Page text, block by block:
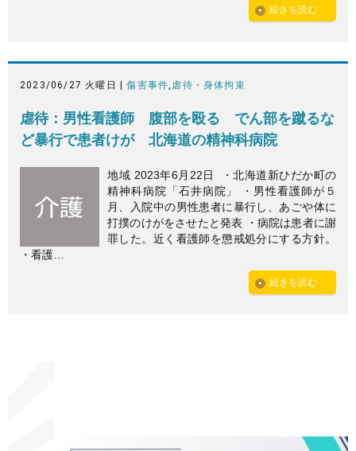
続きを読む
2023/06/27 火曜日 |傷害事件 虐待・身体拘束
虐待：男性看護師 腹部を殴る でん部を蹴るな
ど暴行で患者けが 北海道の精神科病院
地域 2023年6月22日 ・北海道新ひだか町の
精神科病院「石井病院」 ・男性看護師が５
月、入院中の男性患者に暴行し、あごや体に
打撲のけがをさせたと発表 ・病院は患者に謝
罪した。近く看護師を懲戒処分にする方針。
・看護…
続きを読む